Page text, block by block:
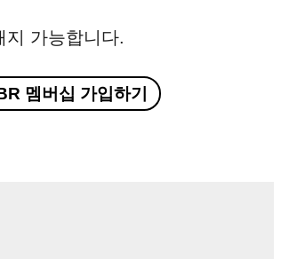
지 가능합니다.
멤버십 가입하기